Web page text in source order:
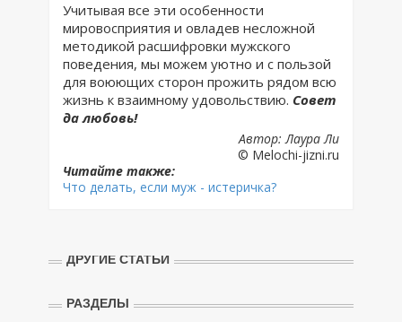
Учитывая все эти особенности
мировосприятия и овладев несложной
методикой расшифровки мужского
поведения, мы можем уютно и с пользой
для воюющих сторон прожить рядом всю
жизнь к взаимному удовольствию. Совет
да любовь!
Автор: Лаура Ли
© Melochi-jizni.ru
Читайте также:
Что делать, если муж - истеричка?
ДРУГИЕ СТАТЬИ
РАЗДЕЛЫ